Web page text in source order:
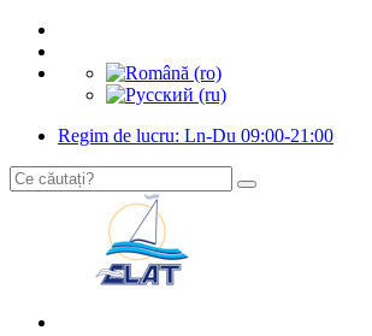
Regim de lucru: Ln-Du 09:00-21:00